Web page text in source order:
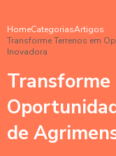
HomeCategoriasArtigos
Transforme Terrenos em
Inovadora
Transforme
de